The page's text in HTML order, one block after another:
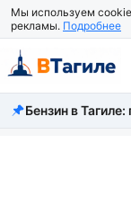
Мы используем cookie
рекламы. Подробнее
Все новости
Бензин в Тагиле: